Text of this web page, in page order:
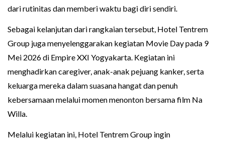
dari rutinitas dan memberi waktu bagi diri sendiri.
Sebagai kelanjutan dari rangkaian tersebut, Hotel Tentrem
Group juga menyelenggarakan kegiatan Movie Day pada 9
Mei 2026 di Empire XXI Yogyakarta. Kegiatan ini
menghadirkan caregiver, anak-anak pejuang kanker, serta
keluarga mereka dalam suasana hangat dan penuh
kebersamaan melalui momen menonton bersama film Na
Willa.
Melalui kegiatan ini, Hotel Tentrem Group ingin